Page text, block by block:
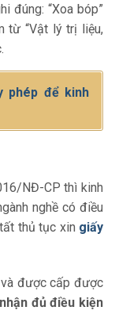
đúng: “Xoa bóp”
từ “Vật lý trị liệu,
phép để kinh
NĐ-CP thì kinh
nghề có điều
thủ tục xin giấy
và được cấp được
đủ điều kiện